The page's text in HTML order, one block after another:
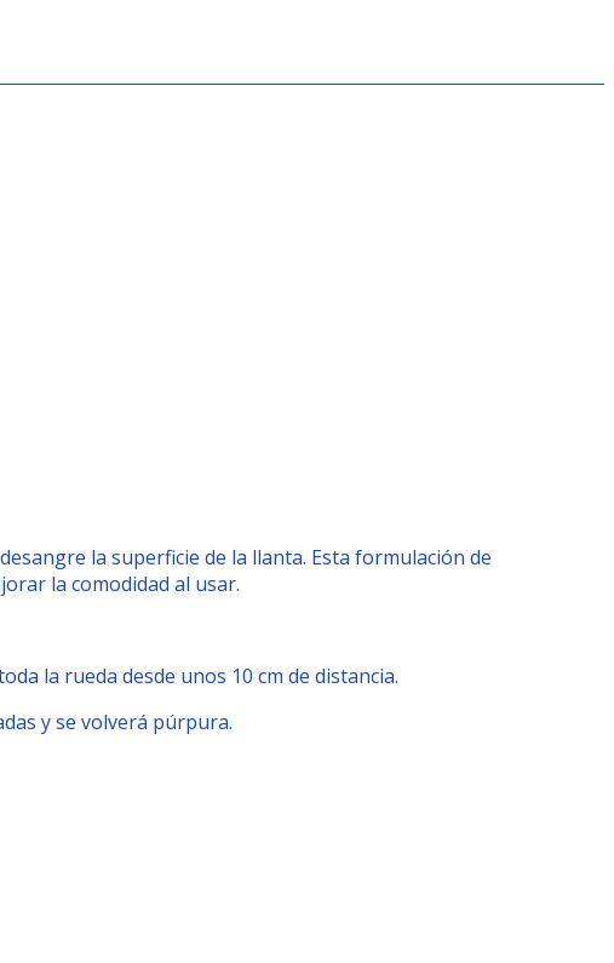
la superficie de la llanta. Esta formulación de
la comodidad al usar.
la rueda desde unos 10 cm de distancia.
y se volverá púrpura.